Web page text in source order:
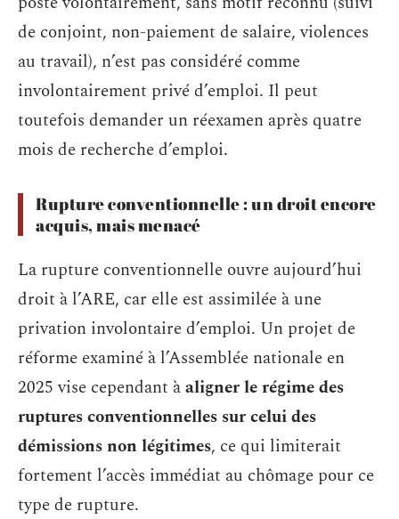
de conjoint, non-paiement de salaire, violences
au travail), n’est pas considéré comme
involontairement privé d’emploi. Il peut
toutefois demander un réexamen après quatre
mois de recherche d’emploi.
Rupture conventionnelle : un droit encore
acquis, mais menacé
La rupture conventionnelle ouvre aujourd’hui
droit à l’ARE, car elle est assimilée à une
privation involontaire d’emploi. Un projet de
réforme examiné à l’Assemblée nationale en
2025 vise cependant àaligner le régime des
ruptures conventionnelles sur celui des
démissions non légitimes, ce qui limiterait
fortement l’accès immédiat au chômage pour ce
type de rupture.